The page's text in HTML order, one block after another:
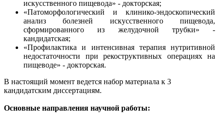
искусственного пищевода» - докторская;
«Патоморфологический и клинико-эндоскопический
анализ болезней искусственного пищевода,
сформированного из желудочной трубки» -
кандидатская;
«Профилактика и интенсивная терапия нутритивной
недостаточности при рекоструктивных операциях на
пищеводе» - докторская.
В настоящий момент ведется набор материала к 3
кандидатским диссертациям.
Основные направления научной работы: